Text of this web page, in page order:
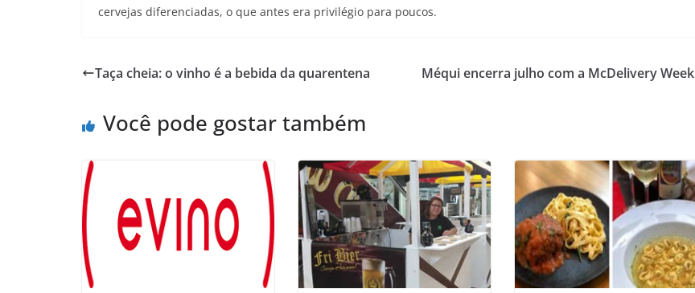
cervejas diferenciadas, o que antes era privilégio para poucos.
Taça cheia: o vinho é a bebida da quarentena Méqui encerra julho com a McDelivery Week
Você pode gostar também